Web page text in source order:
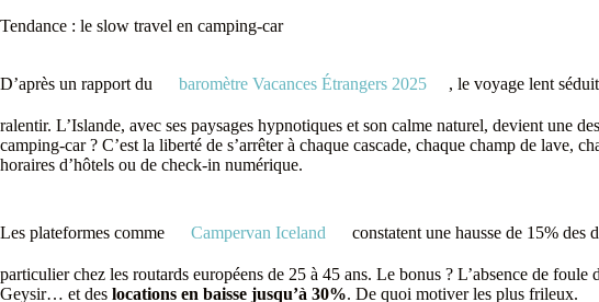
Tendance : le slow travel en camping-car
D’après un rapport du baromètre Vacances Étrangers 2025 , le voyage lent
ralentir. L’Islande, avec ses paysages hypnotiques et son calme naturel, devient une
camping-car ? C’est la liberté de s’arrêter à chaque cascade, chaque champ de lave,
horaires d’hôtels ou de check-in numérique.
Les plateformes comme Campervan Iceland constatent une hausse de 15% des
particulier chez les routards européens de 25 à 45 ans. Le bonus ? L’absence de
Geysir… et des locations en baisse jusqu’à 30%. De quoi motiver les plus frileux.